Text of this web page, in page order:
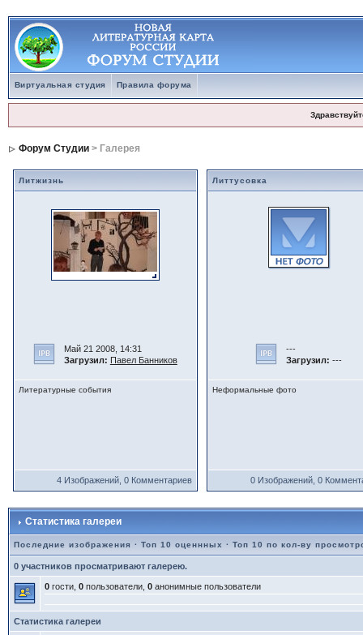
Виртуальная студия Правила форума
Форум Студии> Галерея
Литжизнь
Май 21 2008, 14:31
Загрузил: Павел Банников
Литературные события
4 Изображений, 0 Комментариев
Литтусовка
---
Загрузил: ---
Неформальные фото
0 Изображений, 0
Статистика галереи
Последние изображения · Топ 10 оценнных · Топ 10 по кол-ву
0 участников просматривают галерею.
0гости, 0пользователи, 0анонимные пользователи
Статистика галереи